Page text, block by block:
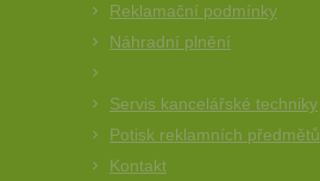
Reklamační podmínky
Náhradní plnění
Servis kancelářské techniky
Potisk reklamních předmětů
Kontakt